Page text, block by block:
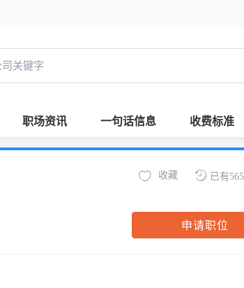
职场资讯 一句话信息 收费标准
已有
收藏
申请职位